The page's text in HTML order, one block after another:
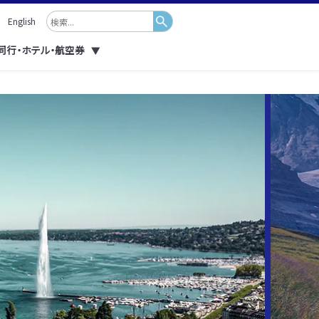
English
行・ホテル・航空券 ▼